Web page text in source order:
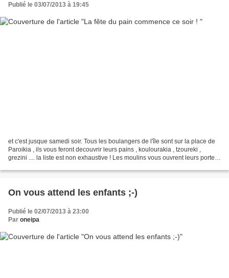
Publié le 03/07/2013 à 19:45
et c'est jusque samedi soir. Tous les boulangers de l'île sont sur la place de
Paroikia , ils vous feront decouvrir leurs pains , koulourakia , tzoureki ,
grezini .... la liste est non exhaustive ! Les moulins vous ouvrent leurs portes
On vous attend les enfants ;-)
Publié le 02/07/2013 à 23:00
Par oneipa